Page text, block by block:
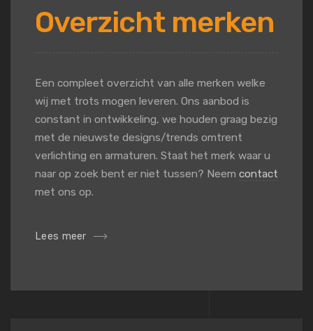
Overzicht merken
Een compleet overzicht van alle merken welke
wij met trots mogen leveren. Ons aanbod is
constant in ontwikkeling, we houden graag bezig
met de nieuwste designs/trends omtrent
verlichting en armaturen. Staat het merk waar u
naar op zoek bent er niet tussen? Neem contact
met ons op.
Lees meer